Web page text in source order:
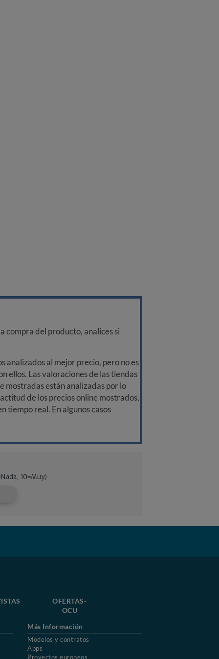
compra del producto, analices si
analizados al mejor precio, pero no es
ellos. Las valoraciones de las tiendas
mostradas están analizadas por lo
de los precios online mostrados,
tiempo real. En algunos casos
OFERTAS-
OCU
Más Información
Modelos y contratos
Apps
Proyectos europeos